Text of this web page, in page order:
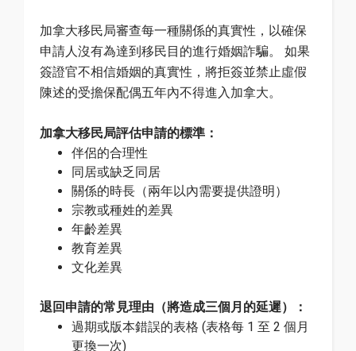
加拿大移民局審查每一種關係的真實性，以確保
申請人沒有為達到移民目的進行婚姻詐騙。 如果
簽證官不相信婚姻的真實性，將拒簽並禁止虛假
陳述的受擔保配偶五年內不得進入加拿大。
加拿大移民局評估申請的標準：
伴侶的合理性
同居或缺乏同居
關係的時長（兩年以內需要提供證明）
宗教或種姓的差異
年齡差異
教育差異
文化差異
退回申請的常見理由（將造成三個月的延遲）：
過期或版本錯誤的表格 (表格每 1 至 2 個月
更換一次)